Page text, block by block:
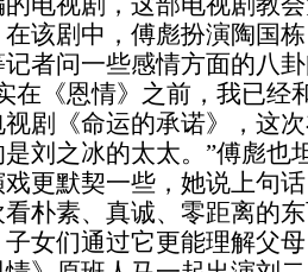
该剧中，傅彪扮演陶国
者问一些感情方面的八
在《恩情》之前，我已经
剧《命运的承诺》，这
刘之冰的太太。”傅彪也
戏更默契一些，她说上句
朴素、真诚、零距离的
女们通过它更能理解父